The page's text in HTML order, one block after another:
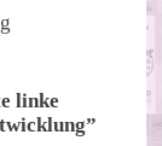
linke